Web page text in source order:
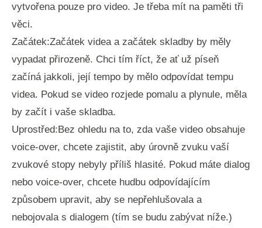
vytvořena pouze pro video. Je třeba mít na paměti tři
věci.
Začátek:Začátek videa a začátek skladby by měly
vypadat přirozeně. Chci tím říct, že ať už píseň
začíná jakkoli, její tempo by mělo odpovídat tempu
videa. Pokud se video rozjede pomalu a plynule, měla
by začít i vaše skladba.
Uprostřed:Bez ohledu na to, zda vaše video obsahuje
voice-over, chcete zajistit, aby úrovně zvuku vaší
zvukové stopy nebyly příliš hlasité. Pokud máte dialog
nebo voice-over, chcete hudbu odpovídajícím
způsobem upravit, aby se nepřehlušovala a
nebojovala s dialogem (tím se budu zabývat níže.)